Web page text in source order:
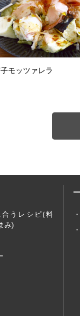
モッツァレラ
合うレシピ(料
み)